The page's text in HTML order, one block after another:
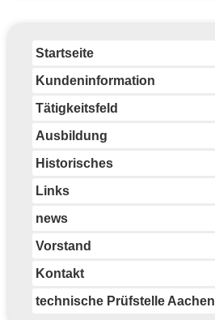
Startseite
Kundeninformation
Tätigkeitsfeld
Ausbildung
Historisches
Links
news
Vorstand
Kontakt
technische Prüfstelle Aachen